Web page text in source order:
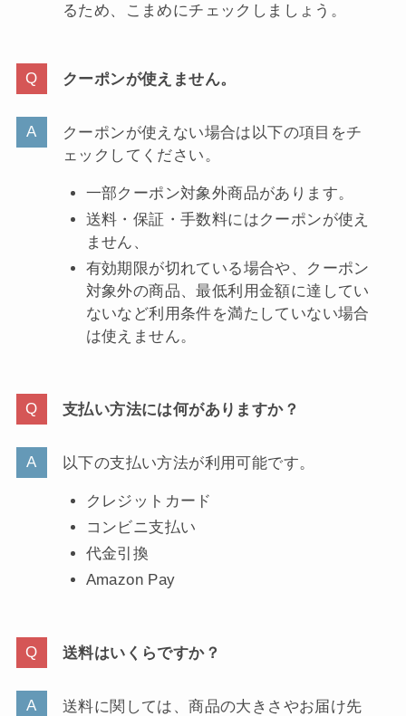
るため、こまめにチェックしましょう。
クーポンが使えません。
クーポンが使えない場合は以下の項目をチ
ェックしてください。
一部クーポン対象外商品があります。
送料・保証・手数料にはクーポンが使え
ません、
有効期限が切れている場合や、クーポン
対象外の商品、最低利用金額に達してい
ないなど利用条件を満たしていない場合
は使えません。
支払い方法には何がありますか？
以下の支払い方法が利用可能です。
クレジットカード
コンビニ支払い
代金引換
Amazon Pay
送料はいくらですか？
送料に関しては、商品の大きさやお届け先